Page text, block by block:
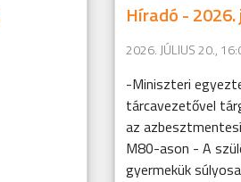
Híradó -
2026. JÚLIUS 20.,
-Miniszteri
tárcavezetővel
az
M80-ason - A
gyermekük